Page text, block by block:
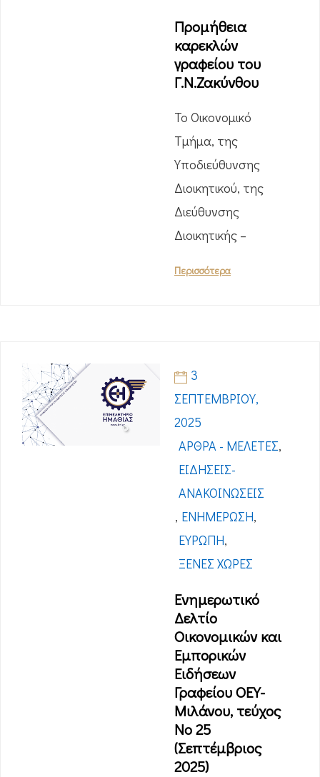
Προμήθεια
καρεκλών
γραφείου του
Γ.Ν.Ζακύνθου
Το Οικονομικό
Τμήμα, της
Υποδιεύθυνσης
Διοικητικού, της
Διεύθυνσης
Διοικητικής –
Περισσότερα
3
ΣΕΠΤΕΜΒΡΊΟΥ,
2025
ΆΡΘΡΑ - ΜΕΛΈΤΕΣ,
ΕΙΔΉΣΕΙΣ-
ΑΝΑΚΟΙΝΏΣΕΙΣ
, ΕΝΗΜΈΡΩΣΗ,
ΕΥΡΏΠΗ,
ΞΈΝΕΣ ΧΏΡΕΣ
Ενημερωτικό
Δελτίο
Οικονομικών και
Εμπορικών
Ειδήσεων
Γραφείου ΟΕΥ-
Μιλάνου, τεύχος
Νο 25
(Σεπτέμβριος
2025)